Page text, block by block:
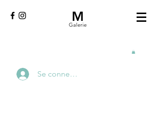
M
Galerie
Se connecter